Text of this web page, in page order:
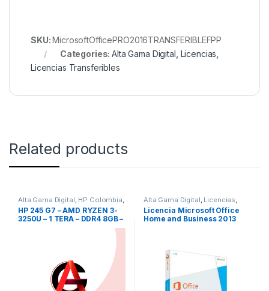
SKU:MicrosoftOfficePRO2016TRANSFERIBLEFPP
Categories:Alta Gama Digital Licencias
Licencias Transferibles
Related products
Alta Gama Digital HP Colombia
HP Colombia,equipos con
Windows 10 Pro,Linea Hogar,
Procesadores AMD
HP 245 G7 – AMD RYZEN 3-
3250U – 1 TERA – DDR4 8GB –
Alta Gama Digital Licencias
Licencias Transferibles
Licencia Microsoft Office
Home and Business 2013